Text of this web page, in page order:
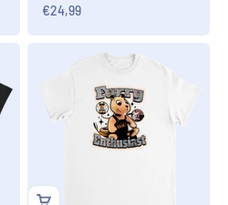
Angebot
€24,99